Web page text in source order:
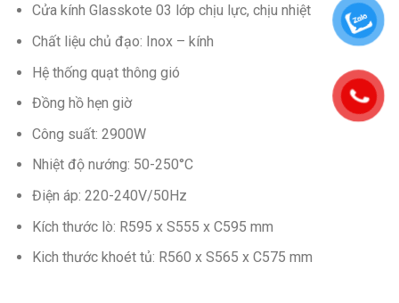
Cửa kính Glasskote 03 lớp chịu lực, chịu nhiệt
Chất liệu chủ đạo: Inox – kính
Hệ thống quạt thông gió
Đồng hồ hẹn giờ
Công suất: 2900W
Nhiệt độ nướng: 50-250°C
Điện áp: 220-240V/50Hz
Kích thước lò: R595 x S555 x C595 mm
Kich thước khoét tủ: R560 x S565 x C575 mm